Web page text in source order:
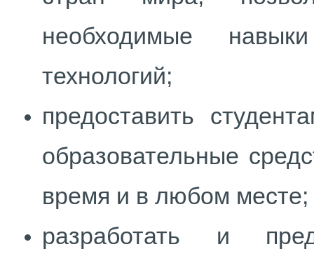
необходимые
технологий;
предоставить
образовательные
время и в любом месте;
разработать и